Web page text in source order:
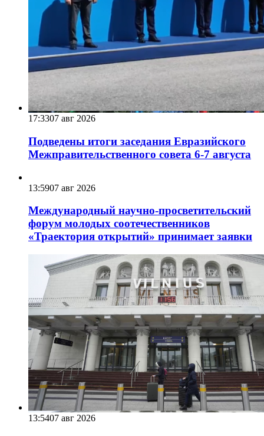
17:3307 авг 2026
Подведены итоги заседания Евразийского
Межправительственного совета 6-7 августа
13:5907 авг 2026
Международный научно-просветительский
форум молодых соотечественников
«Траектория открытий» принимает заявки
13:5407 авг 2026